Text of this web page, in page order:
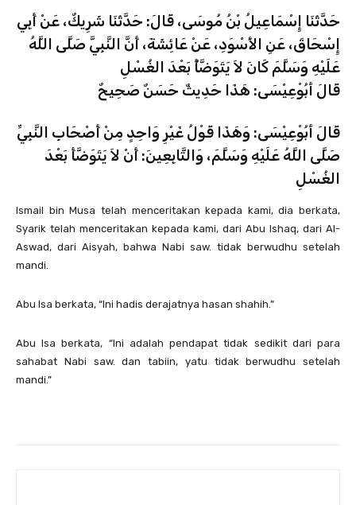
حَدَّثَنَا إِسْمَاعِيلُ بْنُ مُوسَى، قَالَ: حَدَّثَنَا شَرِيكٌ، عَنْ أَبِي
إِسْحَاقَ، عَنِ الأَسْوَدِ، عَنْ عَائِشَةَ، أَنَّ النَّبِيَّ صَلَّى اللَّهُ
عَلَيْهِ وَسَلَّمَ كَانَ لاَ يَتَوَضَّأُ بَعْدَ الغُسْلِ
قَالَ أبُوْعِيْسَى: هَذَا حَدِيثٌ حَسَنٌ صَحِيحٌ
قَالَ أبُوْعِيْسَى: وَهَذَا قَوْلُ غَيْرِ وَاحِدٍ مِنْ أَصْحَابِ النَّبِيِّ
صَلَّى اللَّهُ عَلَيْهِ وَسَلَّمَ، وَالتَّابِعِينَ: أَنْ لاَ يَتَوَضَّأَ بَعْدَ
الغُسْلِ
Ismail bin Musa telah menceritakan kepada kami, dia berkata,
Syarik telah menceritakan kepada kami, dari Abu Ishaq, dari Al-
Aswad, dari Aisyah, bahwa Nabi saw. tidak berwudhu setelah
mandi.
Abu Isa berkata, “Ini hadis derajatnya hasan shahih.”
Abu Isa berkata, “Ini adalah pendapat tidak sedikit dari para
sahabat Nabi saw. dan tabiin, yatu tidak berwudhu setelah
mandi.”